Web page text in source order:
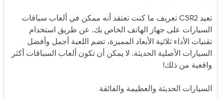
تعيد CSR2 تعريف ما كنت تعتقد أنه ممكن في ألعاب سباقات
السيارات على جهاز الهاتف الخاص بك. عن طريق استخدام
تقنيات الأداء ثلاثية الأبعاد المميزة، تضم اللعبة أجمل وأفضل
السيارات الأصلية الحديثة. لا يمكن أن تكون ألعاب السباقات أكثر
واقعية من ذلك!
السيارات الحديثة والعظيمة والفائقة